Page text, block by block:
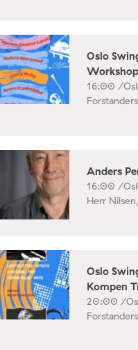
Oslo
16:00 /
Anders
16:00 /
Herr
Oslo
Kompen
20:00 /